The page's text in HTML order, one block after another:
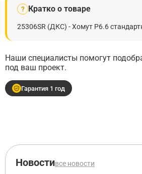
? Кратко о товаре
25306SR (ДКС) - Хомут P6.6
Наши специалисты помогут
под ваш проект.
Гарантия 1 год
Новостивсе новости